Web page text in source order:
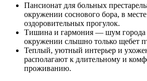
Пансионат для больных
окружении соснового бора, в
оздоровительных прогулок.
Тишина и гармония — шум города
окружении слышно только щебет
Теплый, уютный интерьер и
располагают к длительному и
проживанию.